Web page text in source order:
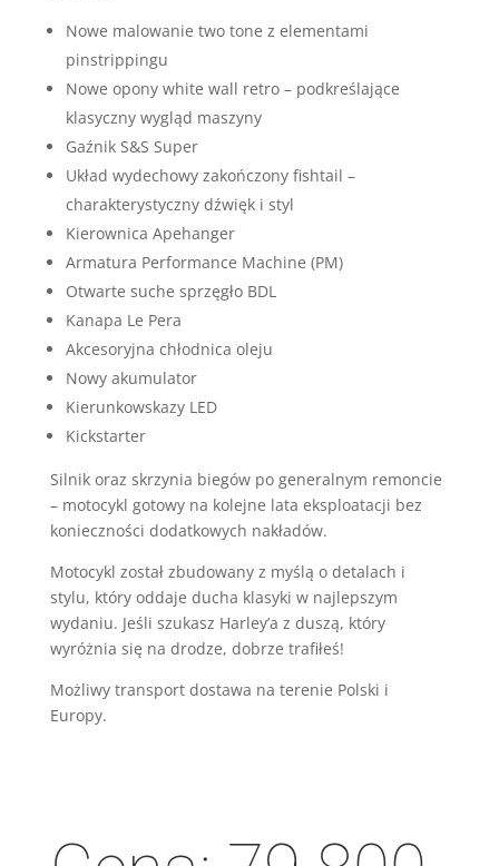
Nowe malowanie two tone z elementami
pinstrippingu
Nowe opony white wall retro – podkreślające
klasyczny wygląd maszyny
Gaźnik S&S Super
Układ wydechowy zakończony fishtail –
charakterystyczny dźwięk i styl
Kierownica Apehanger
Armatura Performance Machine (PM)
Otwarte suche sprzęgło BDL
Kanapa Le Pera
Akcesoryjna chłodnica oleju
Nowy akumulator
Kierunkowskazy LED
Kickstarter
Silnik oraz skrzynia biegów po generalnym remoncie
– motocykl gotowy na kolejne lata eksploatacji bez
konieczności dodatkowych nakładów.
Motocykl został zbudowany z myślą o detalach i
stylu, który oddaje ducha klasyki w najlepszym
wydaniu. Jeśli szukasz Harley’a z duszą, który
wyróżnia się na drodze, dobrze trafiłeś!
Możliwy transport dostawa na terenie Polski i
Europy.